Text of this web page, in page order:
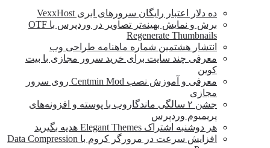
ده دلار اعتبار رایگان سرورهای ابری VexxHost
برش و نمایش بهینه‌تر تصاویر در وردپرس با OTF
Regenerate Thumbnails
انتشار هشتمین شماره ماهنامه طراحی وب
معرفی چند سایت برای خرید سرور مجازی با بیت
معرفی و آموزش نصب Centmin Mod روی سرور
مجازی
جشن ۲ سالگی ماندگار‌وب با پوسته و افزونه‌های
پریمیوم وردپرس
هر دوشنبه اشتراک Elegant Themes هدیه بگیرید
افزایش سرعت در مرورگر کروم با Data Compression